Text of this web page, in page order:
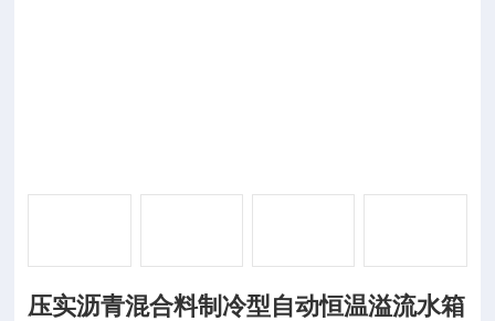
压实沥青混合料制冷型自动恒温溢流水箱